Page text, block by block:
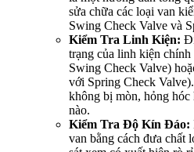
sửa chữa các loại van
Swing Check Valve và
Kiểm Tra Linh Kiện:
trạng của linh kiện
Swing Check Valve)
với Spring Check
không bị mòn, hỏng
nào.
Kiểm Tra Độ Kín Đáo:
van bằng cách đưa chất